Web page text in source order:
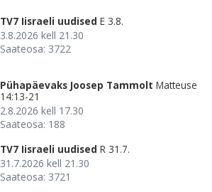
TV7 Iisraeli uudised E 3.8.
3.8.2026 kell 21.30
Saateosa: 3722
Pühapäevaks Joosep Tammolt Matteuse
14:13-21
2.8.2026 kell 17.30
Saateosa: 188
TV7 Iisraeli uudised R 31.7.
31.7.2026 kell 21.30
Saateosa: 3721